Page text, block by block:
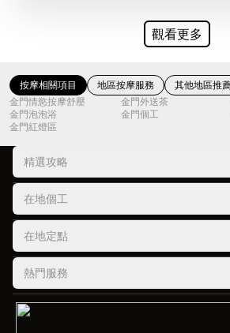
觀看更多
按摩相關項目 地區按摩服務
其他地區推
金門情慾按摩舒壓
金門外送茶
金門泡泡浴
金門個工
金門紅燈區
精選攻略
在地個工
在地定點
熱門服務